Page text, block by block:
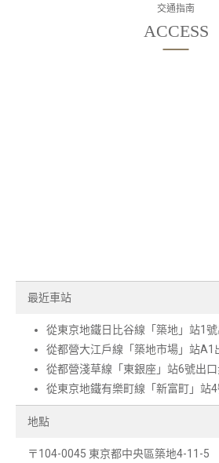
交通指南
最近車站
從東京地鐵日比谷線「築地」站1
從都營大江戶線「築地市場」站A1
從都營淺草線「東銀座」站6號出
從東京地鐵有樂町線「新富町」站
地點
〒104-0045 東京都中央區築地4-11-5